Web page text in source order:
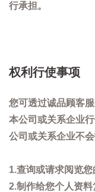
行承担。
权利行使事项
您可透过诚品顾客
本公司或关系企业
公司或关系企业不
1.查询或请求阅览您
2.制作给您个人资料